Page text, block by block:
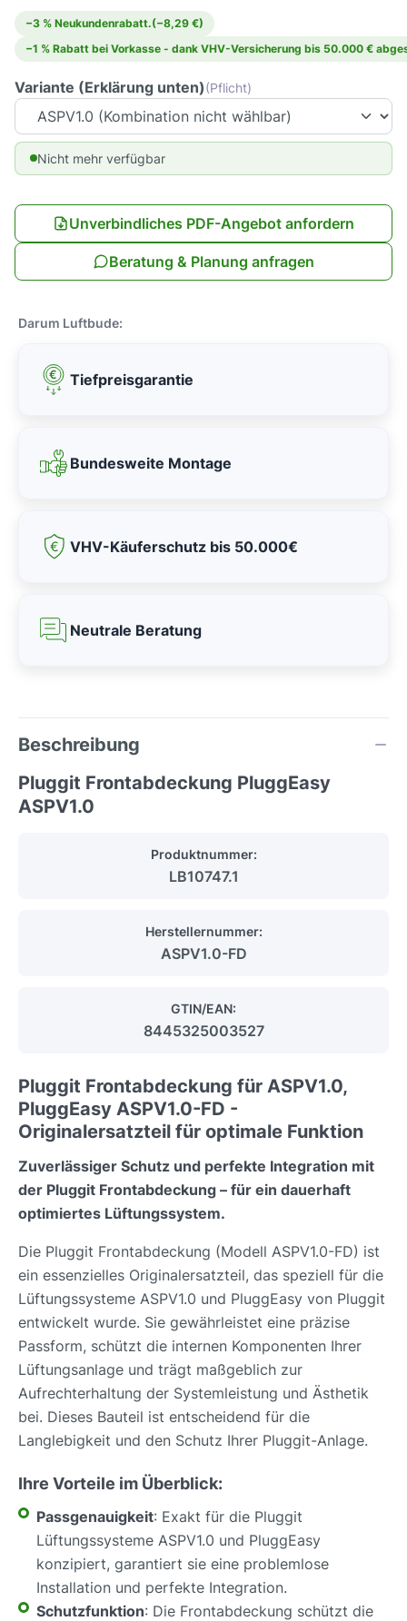
−3 % Neukundenrabatt.(−8,29 €)
−1 % Rabatt bei Vorkasse - dank VHV-Versicherung bis 50.000 €
Variante (Erklärung unten)(Pflicht)
Nicht mehr verfügbar
Unverbindliches PDF-Angebot anfordern
Beratung & Planung anfragen
Darum Luftbude:
Tiefpreisgarantie
Bundesweite Montage
VHV-Käuferschutz bis 50.000€
Neutrale Beratung
Beschreibung
Pluggit Frontabdeckung PluggEasy
ASPV1.0
Produktnummer:
LB10747.1
Herstellernummer:
ASPV1.0-FD
GTIN/EAN:
8445325003527
Pluggit Frontabdeckung für ASPV1.0,
PluggEasy ASPV1.0-FD -
Originalersatzteil für optimale Funktion
Zuverlässiger Schutz und perfekte Integration mit
der Pluggit Frontabdeckung – für ein dauerhaft
optimiertes Lüftungssystem.
Die Pluggit Frontabdeckung (Modell ASPV1.0-FD) ist
ein essenzielles Originalersatzteil, das speziell für die
Lüftungssysteme ASPV1.0 und PluggEasy von Pluggit
entwickelt wurde. Sie gewährleistet eine präzise
Passform, schützt die internen Komponenten Ihrer
Lüftungsanlage und trägt maßgeblich zur
Aufrechterhaltung der Systemleistung und Ästhetik
bei. Dieses Bauteil ist entscheidend für die
Langlebigkeit und den Schutz Ihrer Pluggit-Anlage.
Ihre Vorteile im Überblick:
Passgenauigkeit: Exakt für die Pluggit
Lüftungssysteme ASPV1.0 und PluggEasy
konzipiert, garantiert sie eine problemlose
Installation und perfekte Integration.
Schutzfunktion: Die Frontabdeckung schützt die